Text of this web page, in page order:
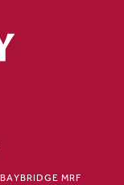
BAYBRIDGE MRF